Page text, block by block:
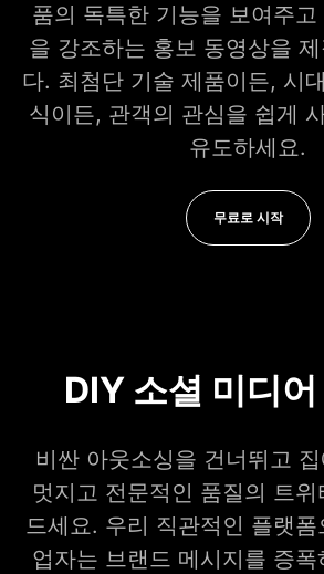
품의 독특한 기능을 보여주고
을 강조하는 홍보 동영상을
다. 최첨단 기술 제품이든, 시
식이든, 관객의 관심을 쉽게
유도하세요.
무료로 시작
DIY 소셜 미디
비싼 아웃소싱을 건너뛰고 집
멋지고 전문적인 품질의 트
드세요. 우리 직관적인 플랫
업자는 브랜드 메시지를 증